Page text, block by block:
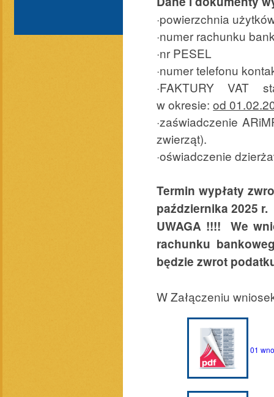
·powierzchnia
·numer rachunku
·nr PESEL
·numer telefonu
·FAKTURY VAT
w okresie:od
·zaświadczenie
zwierząt).
·oświadczenie
Termin wypłaty
października 2025 r.
UWAGA !!!!
We
rachunku
będzie zwrot
W Załączeniu
01